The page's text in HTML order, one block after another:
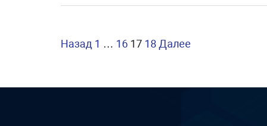
Пагинация
Назад 1 … 16 17 18 Далее